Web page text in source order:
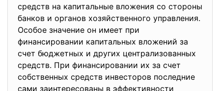
средств на капитальные вложения со стороны
банков и органов хозяйственного управления.
Особое значение он имеет при
финансировании капитальных вложений за
счет бюджетных и других централизованных
средств. При финансировании их за счет
собственных средств инвесторов последние
сами заинтересованы в эффективности